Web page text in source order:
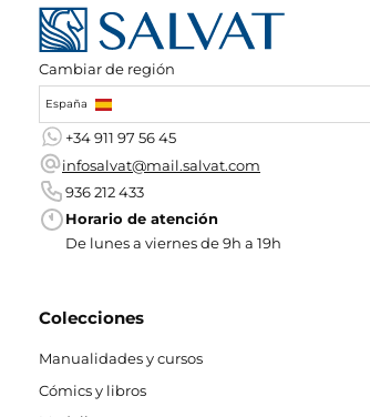
Cambiar de región
España
+34 911 97 56 45
infosalvat@mail.salvat.com
936 212 433
Horario de atención
De lunes a viernes de 9h a 19h
Colecciones
Manualidades y cursos
Cómics y libros